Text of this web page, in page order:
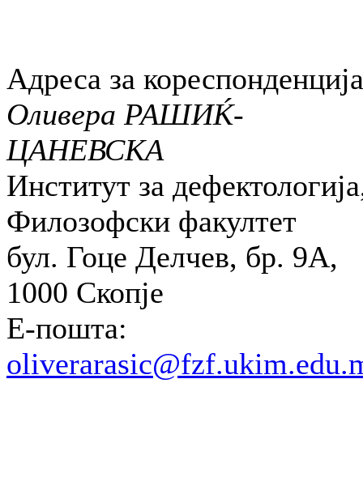
Адреса за
Оливера РАШИЌ-
ЦАНЕВСКА
Институт за
Филозофски факултет
бул. Гоце Делчев, бр. 9А,
1000 Скопје
Е-пошта: